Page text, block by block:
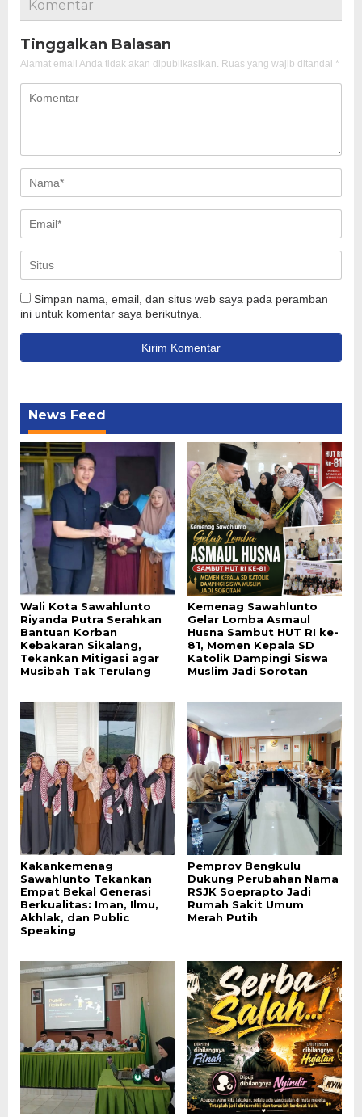
Komentar
Tinggalkan Balasan
Alamat email Anda tidak akan dipublikasikan. Ruas yang wajib ditandai *
Simpan nama, email, dan situs web saya pada peramban
ini untuk komentar saya berikutnya.
News Feed
Wali Kota Sawahlunto
Riyanda Putra Serahkan
Bantuan Korban
Kebakaran Sikalang,
Tekankan Mitigasi agar
Musibah Tak Terulang
Kemenag Sawahlunto
Gelar Lomba Asmaul
Husna Sambut HUT RI ke-
81, Momen Kepala SD
Katolik Dampingi Siswa
Muslim Jadi Sorotan
Kakankemenag
Sawahlunto Tekankan
Empat Bekal Generasi
Berkualitas: Iman, Ilmu,
Akhlak, dan Public
Speaking
Pemprov Bengkulu
Dukung Perubahan Nama
RSJK Soeprapto Jadi
Rumah Sakit Umum
Merah Putih